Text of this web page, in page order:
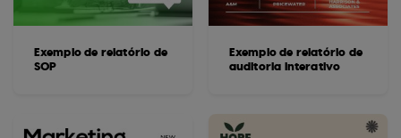
Exemplo de relatório de
SOP
Exemplo de relatório de
auditoria interativo